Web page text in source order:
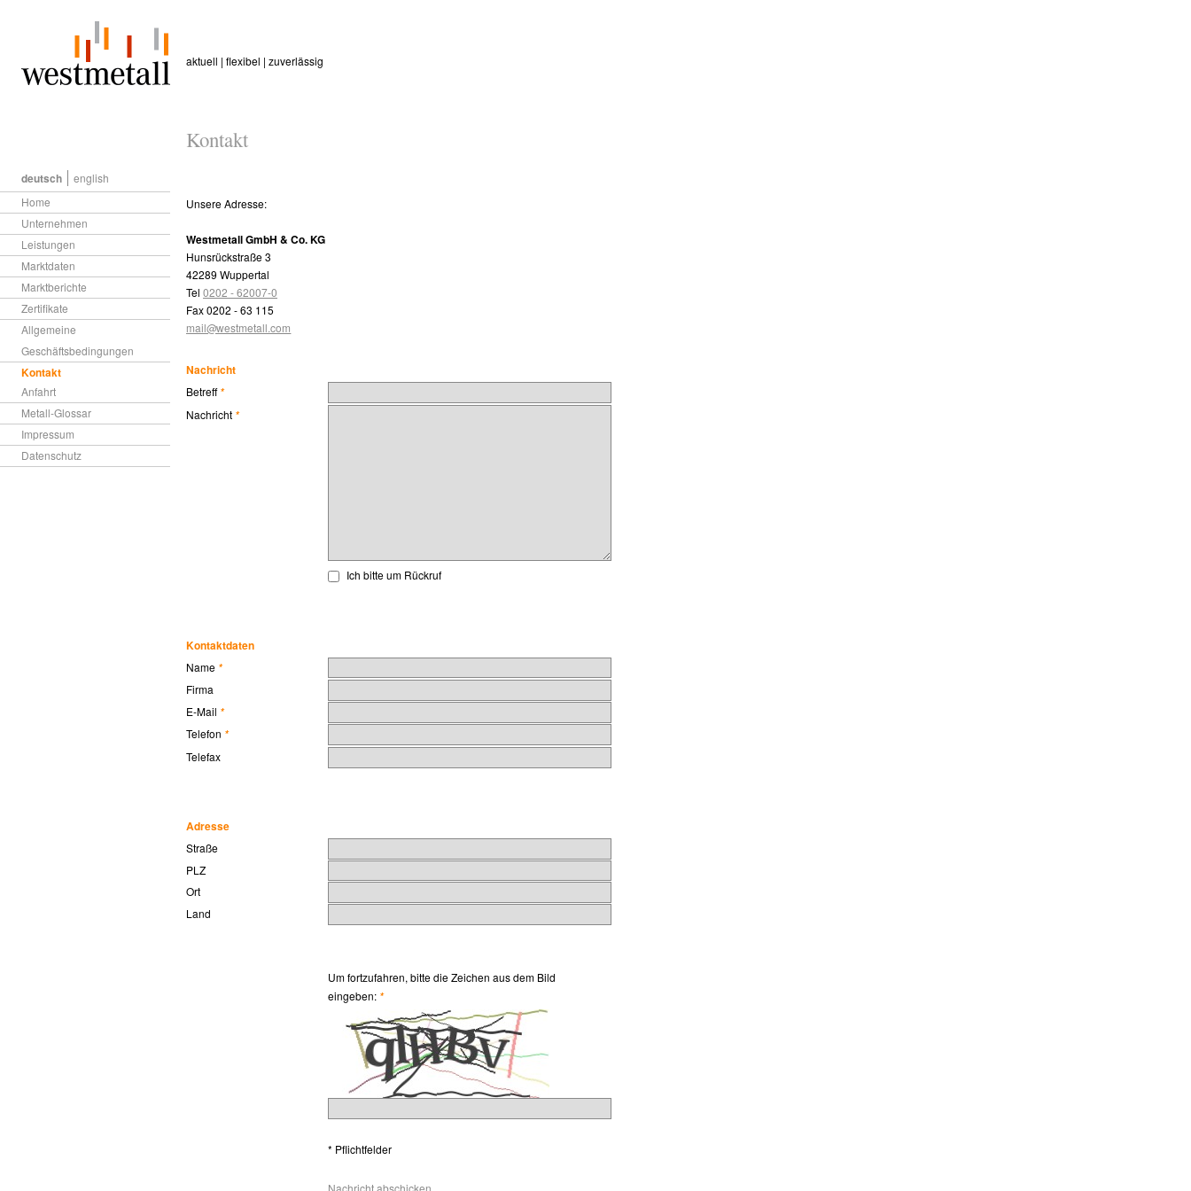
aktuell | flexibel | zuverlässig
Kontakt
Unsere Adresse:
Westmetall GmbH & Co. KG
Hunsrückstraße 3
42289 Wuppertal
Tel 0202 - 62007-0
Fax0202 - 63 115
mail@westmetall.com
Nachricht
Betreff*
Nachricht *
Ich bitte um Rückruf
Kontaktdaten
Name *
Firma
E-Mail *
Telefon *
Telefax
Adresse
Straße
PLZ
Ort
Land
Um fortzufahren, bitte die Zeichen aus dem Bild
eingeben: *
* Pflichtfelder
Nachricht abschicken
Home
Unternehmen
Leistungen
Marktdaten
Marktberichte
Zertifikate
Allgemeine
Geschäftsbedingungen
Kontakt
Anfahrt
Metall-Glossar
Impressum
Datenschutz
deutsch english